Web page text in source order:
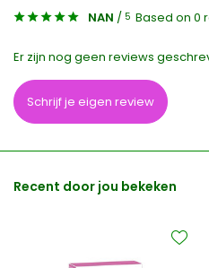
NAN / 5 Based on 0
Er zijn nog geen reviews
Schrijf je eigen review
Recent door jou bekeken